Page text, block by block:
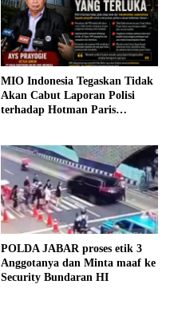
MIO Indonesia Tegaskan Tidak
Akan Cabut Laporan Polisi
terhadap Hotman Paris
POLDA JABAR proses etik 3
Anggotanya dan Minta maaf ke
Security Bundaran HI